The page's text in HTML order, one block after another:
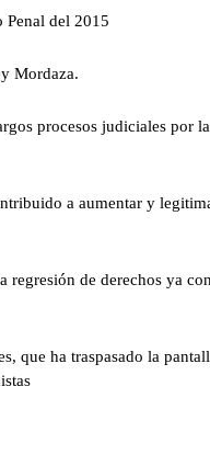
del 2015
Mordaza.
procesos judiciales por
a aumentar y
de derechos ya
que ha traspasado la